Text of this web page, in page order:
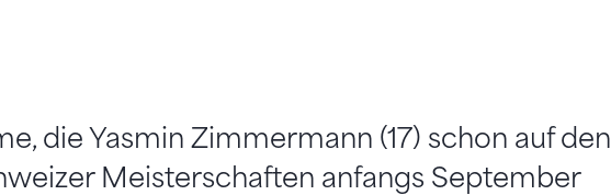
die Yasmin Zimmermann (17) schon auf den
Meisterschaften anfangs September